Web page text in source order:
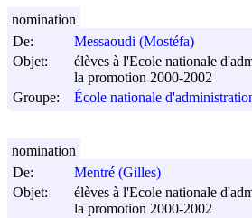
De:
Messaoudi (Mostéfa)
Objet:
élèves à l'Ecole nationale
la promotion 2000-2002
Groupe:
École nationale
nomination
De:
Mentré (Gilles)
Objet:
élèves à l'Ecole nationale
la promotion 2000-2002
nomination